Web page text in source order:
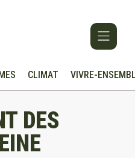
CLIMAT VIVRE-
DES